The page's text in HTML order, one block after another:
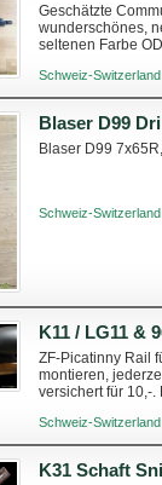
Geschätzte
wunderschönes,
seltenen Farbe
Schweiz-
Blaser D99
Blaser D99
Schweiz-
K11 / LG11 &
ZF-Picatinny Rail
montieren,
versichert für 10,-
Schweiz-
K31 Schaft